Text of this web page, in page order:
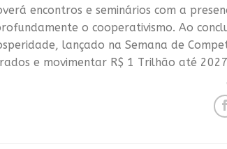
encontros e seminários com a
o cooperativismo. Ao
lançado na Semana de
e movimentar R$ 1 Trilhão até 2027